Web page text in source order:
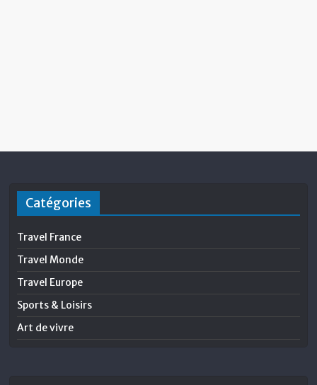
Catégories
Travel France
Travel Monde
Travel Europe
Sports & Loisirs
Art de vivre